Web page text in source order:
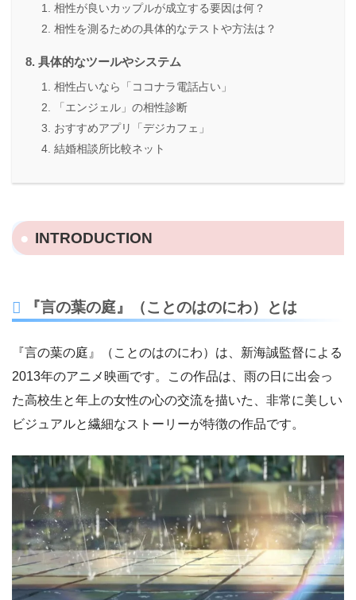
相性が良いカップルが成立する要因は何？
相性を測るための具体的なテストや方法は？
具体的なツールやシステム
相性占いなら「ココナラ電話占い」
「エンジェル」の相性診断
おすすめアプリ「デジカフェ」
結婚相談所比較ネット
INTRODUCTION
『言の葉の庭』（ことのはのにわ）とは
『言の葉の庭』（ことのはのにわ）は、新海誠監督による
2013年のアニメ映画です。この作品は、雨の日に出会っ
た高校生と年上の女性の心の交流を描いた、非常に美しい
ビジュアルと繊細なストーリーが特徴の作品です。